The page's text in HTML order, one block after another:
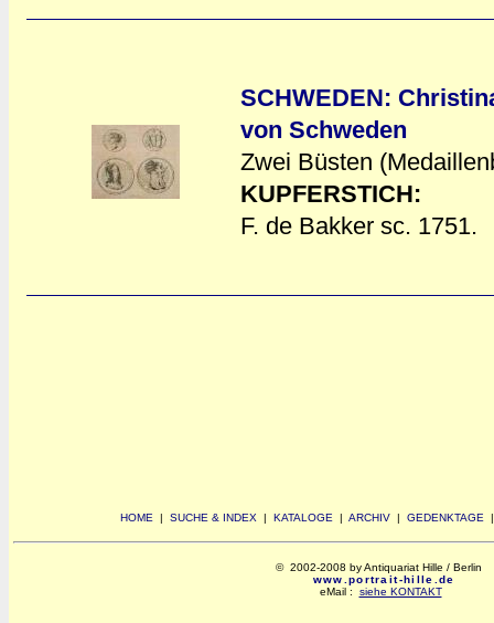
SCHWEDEN:
von Schweden
Zwei Büsten
KUPFERSTICH:
F. de Bakker sc. 1751.
HOME | SUCHE & INDEX | KATALOGE | ARCHIV | GEDENKTAGE
© 2002-2008 by Antiquariat Hille / Berlin
www.portrait-hille.de
eMail : siehe KONTAKT